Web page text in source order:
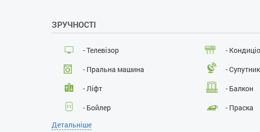
ЗРУЧНОСТІ
- Телевізор -
- Пральна машина
-
- Ліфт
- Балкон
- Бойлер
- Праска
- Фен
Детальніше